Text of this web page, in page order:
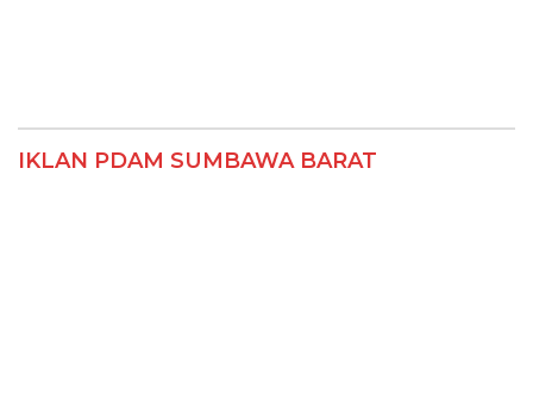
IKLAN PDAM SUMBAWA BARAT